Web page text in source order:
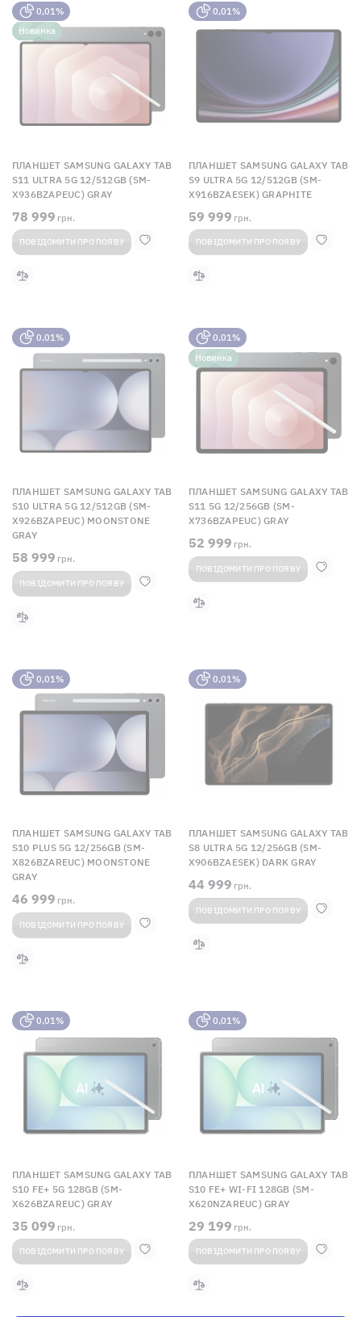
0,01%
Новинка
ПЛАНШЕТ SAMSUNG GALAXY TAB
S11 ULTRA 5G 12/512GB (SM-
X936BZAPEUC) GRAY
78 999 грн.
ПОВІДОМИТИ ПРО ПОЯВУ
0,01%
ПЛАНШЕТ SAMSUNG GALAXY TAB
S9 ULTRA 5G 12/512GB (SM-
X916BZAESEK) GRAPHITE
59 999 грн.
ПОВІДОМИТИ ПРО ПОЯВУ
0,01%
ПЛАНШЕТ SAMSUNG GALAXY TAB
S10 ULTRA 5G 12/512GB (SM-
X926BZAPEUC) MOONSTONE
GRAY
58 999 грн.
ПОВІДОМИТИ ПРО ПОЯВУ
0,01%
Новинка
ПЛАНШЕТ SAMSUNG GALAXY TAB
S11 5G 12/256GB (SM-
X736BZAPEUC) GRAY
52 999 грн.
ПОВІДОМИТИ ПРО ПОЯВУ
0,01%
ПЛАНШЕТ SAMSUNG GALAXY TAB
S10 PLUS 5G 12/256GB (SM-
X826BZAREUC) MOONSTONE
GRAY
46 999 грн.
ПОВІДОМИТИ ПРО ПОЯВУ
0,01%
ПЛАНШЕТ SAMSUNG GALAXY TAB
S8 ULTRA 5G 12/256GB (SM-
X906BZAESEK) DARK GRAY
44 999 грн.
ПОВІДОМИТИ ПРО ПОЯВУ
0,01%
ПЛАНШЕТ SAMSUNG GALAXY TAB
S10 FE+ 5G 128GB (SM-
X626BZAREUC) GRAY
35 099 грн.
ПОВІДОМИТИ ПРО ПОЯВУ
0,01%
ПЛАНШЕТ SAMSUNG GALAXY TAB
S10 FE+ WI-FI 128GB (SM-
X620NZAREUC) GRAY
29 199 грн.
ПОВІДОМИТИ ПРО ПОЯВУ